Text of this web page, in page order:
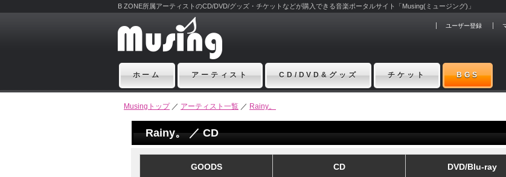
B ZONE所属アーティストのCD/DVD/グッズ・チケットなどが購入できる音楽ポータルサイト「Musing(ミュージング)」
ユーザー登録
ホーム アーティスト CD/DVD&グッズ チケット BGS
Musingトップ／ アーティスト一覧 ／ Rainy。
Rainy。 ／ CD
GOODS CD DVD/Blu-ray